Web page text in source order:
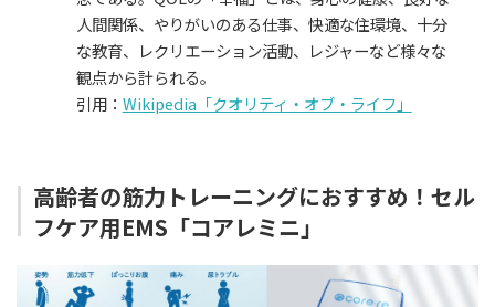
人間関係、やりがいのある仕事、快適な住環境、十分
な教育、レクリエーション活動、レジャーなど様々な
観点から計られる。
引用： Wikipedia「クオリティ・オブ・ライフ」
高齢者の筋力トレーニングにおすすめ！セル
フケア用EMS「コアレミニ」